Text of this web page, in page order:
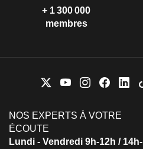
+ 1 300 000
membres
NOS EXPERTS À VOTRE
ÉCOUTE
Lundi - Vendredi 9h-12h / 14h-